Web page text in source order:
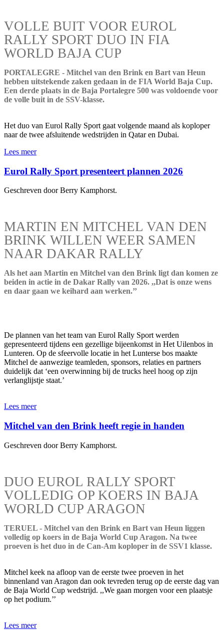
VOLLE BUIT VOOR EUROL
RALLY SPORT DUO IN FIA
WORLD BAJA CUP
PORTALEGRE - Mitchel van den Brink en Bart van Heun
hebben uitstekende zaken gedaan in de FIA World Baja Cup.
Een derde plaats in de Baja Portalegre 500 was voldoende voor
de volle buit in de SSV-klasse.
Het duo van Eurol Rally Sport gaat volgende maand als koploper
naar de twee afsluitende wedstrijden in Qatar en Dubai.
Lees meer
Eurol Rally Sport presenteert plannen 2026
Geschreven door Berry Kamphorst.
MARTIN EN MITCHEL VAN DEN
BRINK WILLEN WEER SAMEN
NAAR DAKAR RALLY
Als het aan Martin en Mitchel van den Brink ligt dan komen ze
beiden in actie in de Dakar Rally van 2026. ,,Dat is onze wens
en daar gaan we keihard aan werken.’’
De plannen van het team van Eurol Rally Sport werden
gepresenteerd tijdens een gezellige bijeenkomst in Het Uilenbos in
Lunteren. Op de sfeervolle locatie in het Lunterse bos maakte
Mitchel de aanwezige teamleden, sponsors, relaties en partners
duidelijk dat ‘een overwinning bij de trucks heel hoog op zijn
verlanglijstje staat.’
Lees meer
Mitchel van den Brink heeft regie in handen
Geschreven door Berry Kamphorst.
DUO EUROL RALLY SPORT
VOLLEDIG OP KOERS IN BAJA
WORLD CUP ARAGON
TERUEL - Mitchel van den Brink en Bart van Heun liggen
volledig op koers in de Baja World Cup Aragon. Na twee
proeven is het duo in de Can-Am koploper in de SSV1 klasse.
Mitchel keek na afloop van de eerste twee proeven in het
binnenland van Aragon dan ook tevreden terug op de eerste dag van
de Baja World Cup wedstrijd. ,,We gaan morgen voor een plaatsje
op het podium.’’
Lees meer